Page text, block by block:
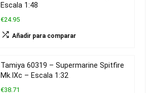
Escala 1:48
€24.95
Añadir para comparar
Tamiya 60319 – Supermarine Spitfire
Mk.IXc – Escala 1:32
€38.71